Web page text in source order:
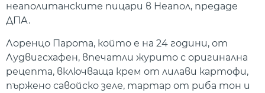
неаполитанските пицари в Неапол, предаде
ДПА.
Лоренцо Парота, който е на 24 години, от
Лудвигсхафен, впечатли журито с оригинална
рецепта, включваща крем от лилави картофи,
пържено савойско зеле, тартар от риба тон и